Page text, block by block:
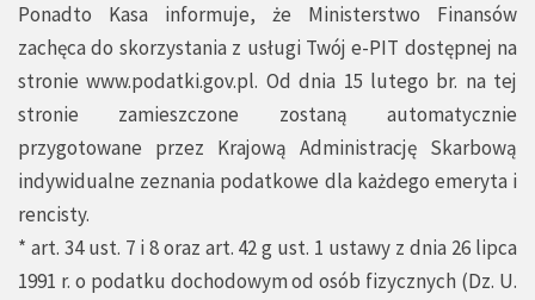
Ponadto Kasa informuje, że Ministerstwo Finansów
zachęca do skorzystania z usługi Twój e-PIT dostępnej na
stronie www.podatki.gov.pl. Od dnia 15 lutego br. na tej
stronie zamieszczone zostaną automatycznie
przygotowane przez Krajową Administrację Skarbową
indywidualne zeznania podatkowe dla każdego emeryta i
rencisty.
* art. 34 ust. 7 i 8 oraz art. 42 g ust. 1 ustawy z dnia 26 lipca
1991 r. o podatku dochodowym od osób fizycznych (Dz. U.